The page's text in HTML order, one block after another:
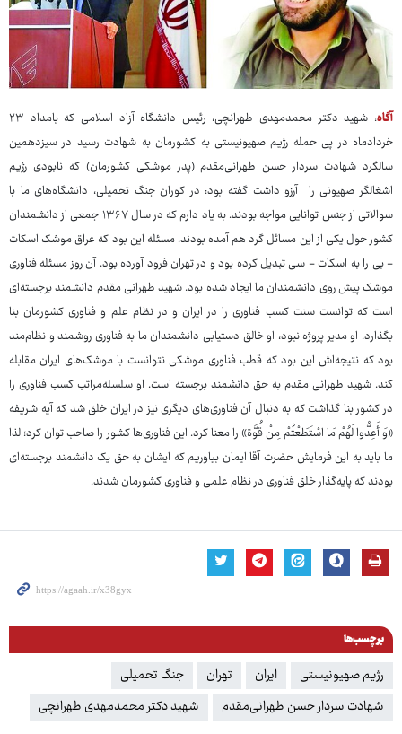
آگاه
: شهید دکتر محمدمهدی طهرانچی، رئیس دانشگاه آزاد اسلامی که بامداد ۲۳
خردادماه در پی حمله رژیم صهیونیستی به کشورمان به شهادت رسید در سیزدهمین
سالگرد شهادت سردار حسن طهرانی‌مقدم (پدر موشکی کشورمان) که نابودی رژیم
اشغالگر صهیونی را آرزو داشت گفته بود: در کوران جنگ تحمیلی، دانشگاه‌های ما با
سوالاتی از جنس توانایی مواجه بودند. به یاد دارم که در سال ۱۳۶۷ جمعی از دانشمندان
کشور حول یکی از این مسائل گرد هم آمده بودند. مسئله این بود که عراق موشک اسکات
- بی را به اسکات - سی تبدیل کرده بود و در تهران فرود آورده بود. آن روز مسئله فناوری
موشک پیش روی دانشمندان ما ایجاد شده بود. شهید طهرانی مقدم دانشمند برجسته‌ای
است که توانست سنت کسب فناوری را در ایران و در نظام علم و فناوری کشورمان بنا
بگذارد. او مدیر پروژه نبود، او خالق دستیابی دانشمندان ما به فناوری روشمند و نظام‌مند
بود که نتیجه‌اش این بود که قطب فناوری موشکی نتوانست با موشک‌های ایران مقابله
کند. شهید طهرانی مقدم به حق دانشمند برجسته است. او سلسله‌مراتب کسب فناوری را
در کشور بنا گذاشت که به دنبال آن فناوری‌های دیگری نیز در ایران خلق شد که آیه شریفه
«وَ أَعِدُّوا لَهُمْ مَا اسْتَطَعْتُمْ مِنْ قُوَّة» را معنا کرد. این فناوری‌ها کشور را صاحب توان کرد؛ لذا
ما باید به این فرمایش حضرت آقا ایمان بیاوریم که ایشان به حق یک دانشمند برجسته‌ای
بودند که پایه‌گذار خلق فناوری در نظام علمی و فناوری کشورمان شدند.
برچسب‌ها
رژیم صهیونیستی ایران تهران
جنگ تحمیلی
شهادت سردار حسن طهرانی‌مقدم
شهید دکتر محمدمهدی طهرانچی